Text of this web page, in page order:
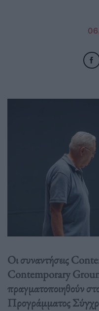
Οι συναντήσεις
Contemporary
πραγματοποιηθούν
Προγράμματος